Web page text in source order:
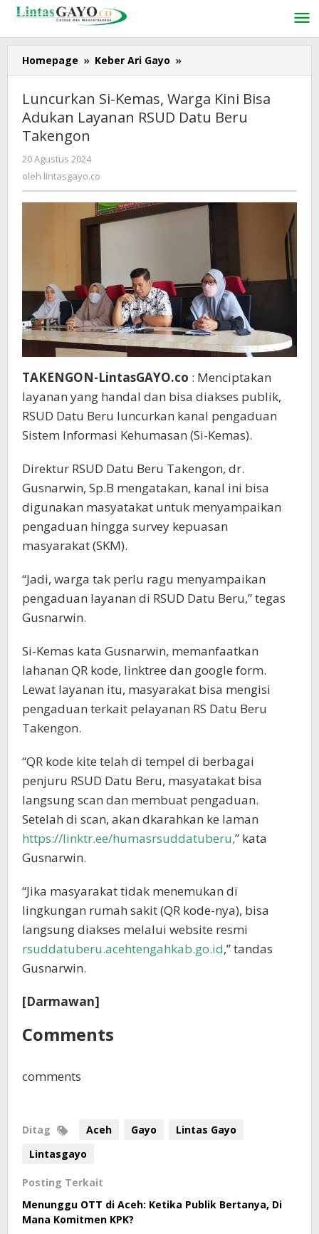
Lewati
konten
Homepage » Keber Ari Gayo »
Si-
Warga
Kini
Datu
Beru
Takengon
Luncurkan Si-Kemas, Warga Kini Bisa
Adukan Layanan RSUD Datu Beru
Takengon
20 Agustus 2024
lintasgayo.co
oleh lintasgayo.co
TAKENGON-LintasGAYO.co : Menciptakan
layanan yang handal dan bisa diakses publik,
RSUD Datu Beru luncurkan kanal pengaduan
Sistem Informasi Kehumasan (Si-Kemas).
Direktur RSUD Datu Beru Takengon, dr.
Gusnarwin, Sp.B mengatakan, kanal ini bisa
digunakan masyatakat untuk menyampaikan
pengaduan hingga survey kepuasan
masyarakat (SKM).
“Jadi, warga tak perlu ragu menyampaikan
pengaduan layanan di RSUD Datu Beru,” tegas
Gusnarwin.
Si-Kemas kata Gusnarwin, memanfaatkan
lahanan QR kode, linktree dan google form.
Lewat layanan itu, masyarakat bisa mengisi
pengaduan terkait pelayanan RS Datu Beru
Takengon.
“QR kode kite telah di tempel di berbagai
penjuru RSUD Datu Beru, masyatakat bisa
langsung scan dan membuat pengaduan.
Setelah di scan, akan dkarahkan ke laman
https://linktr.ee/humasrsuddatuberu,” kata
Gusnarwin.
“Jika masyarakat tidak menemukan di
lingkungan rumah sakit (QR kode-nya), bisa
langsung diakses melalui website resmi
rsuddatuberu.acehtengahkab.go.id,” tandas
Gusnarwin.
[Darmawan]
Comments
comments
Ditag Aceh Gayo
Lintas Gayo
Lintasgayo
Posting Terkait
Menunggu OTT di Aceh: Ketika Publik Bertanya, Di
Mana Komitmen KPK?